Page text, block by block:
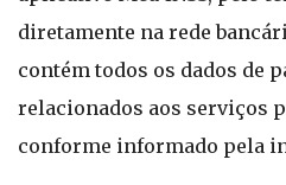
diretamente na rede
contém todos os dados de
relacionados aos serviços
conforme informado pela